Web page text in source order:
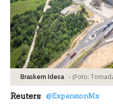
Braskem Idesa - (Foto:
Reuters @ExpansionMx